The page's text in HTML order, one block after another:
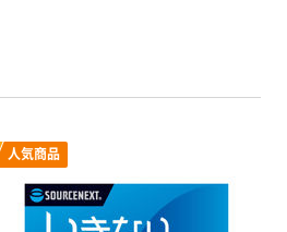
人気商品